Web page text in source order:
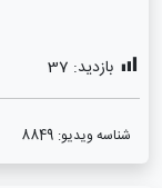
بازدید: 37
شناسه ویدیو: